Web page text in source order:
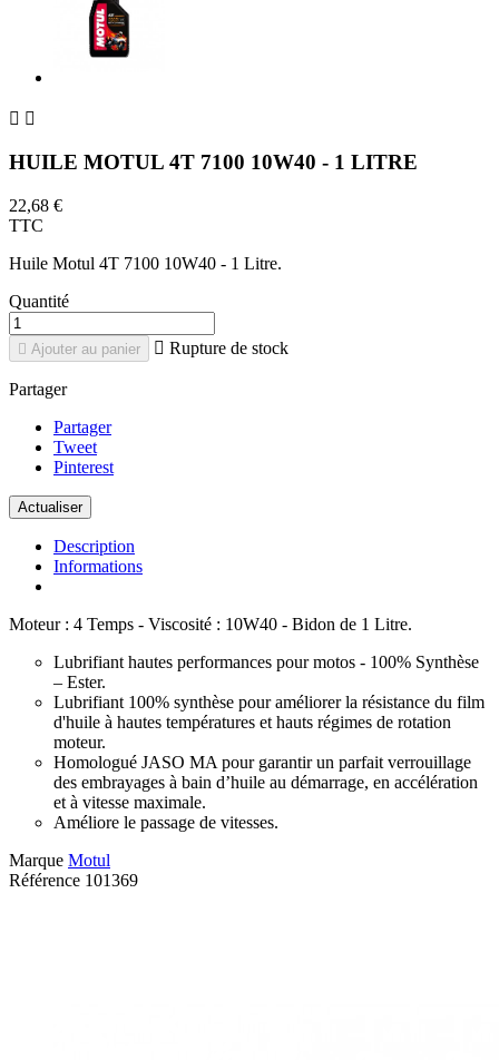
 
HUILE MOTUL 4T 7100 10W40 - 1 LITRE
22,68 €
TTC
Huile Motul 4T 7100 10W40 - 1 Litre.
Quantité
 Ajouter au panier  Rupture de stock
Partager
Partager
Tweet
Pinterest
Description
Informations
Moteur : 4 Temps - Viscosité : 10W40 - Bidon de 1 Litre.
Lubrifiant hautes performances pour motos - 100% Synthèse
– Ester.
Lubrifiant 100% synthèse pour améliorer la résistance du film
d'huile à hautes températures et hauts régimes de rotation
moteur.
Homologué JASO MA pour garantir un parfait verrouillage
des embrayages à bain d’huile au démarrage, en accélération
et à vitesse maximale.
Améliore le passage de vitesses.
Marque Motul
Référence 101369